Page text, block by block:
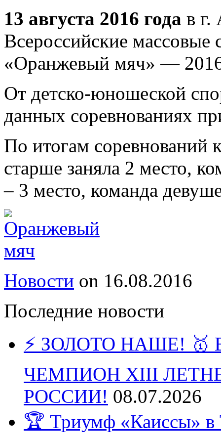
13 августа 2016 года в г.
Всероссийские массовые
«Оранжевый мяч» —
От детско-юношеской
данных соревнованиях
По итогам соревнований
старше заняла 2 место,
– 3 место, команда
Новости on 16.08.2016
Последние новости
⚡️ ЗОЛОТО НАШЕ!
ЧЕМПИОН XIII
РОССИИ! 08.07.2026
🏆 Триумф «Каиссы» в